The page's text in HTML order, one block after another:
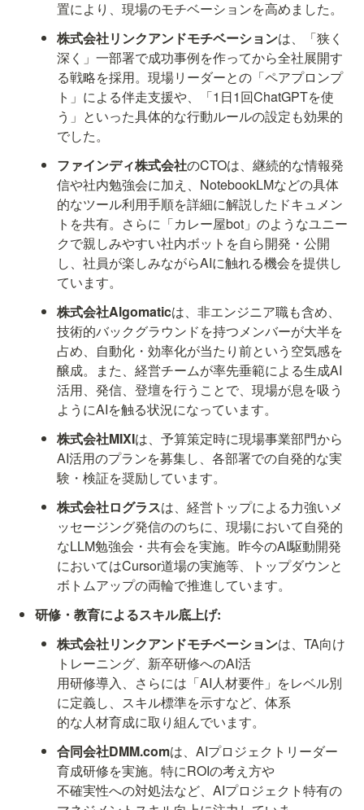
置により、現場のモチベーションを高めました。
株式会社リンクアンドモチベーションは、「狭く
深く」一部署で成功事例を作ってから全社展開す
る戦略を採用。現場リーダーとの「ペアプロンプ
ト」による伴走支援や、「1日1回ChatGPTを使
う」といった具体的な行動ルールの設定も効果的
でした。
ファインディ株式会社のCTOは、継続的な情報発
信や社内勉強会に加え、NotebookLMなどの具体
的なツール利用手順を詳細に解説したドキュメン
トを共有。さらに「カレー屋bot」のようなユニー
クで親しみやすい社内ボットを自ら開発・公開
し、社員が楽しみながらAIに触れる機会を提供し
ています。
株式会社Algomaticは、非エンジニア職も含め、
技術的バックグラウンドを持つメンバーが大半を
占め、自動化・効率化が当たり前という空気感を
醸成。また、経営チームが率先垂範による生成AI
活用、発信、登壇を行うことで、現場が息を吸う
ようにAIを触る状況になっています。
株式会社MIXIは、予算策定時に現場事業部門から
AI活用のプランを募集し、各部署での自発的な実
験・検証を奨励しています。
株式会社ログラスは、経営トップによる力強いメ
ッセージング発信ののちに、現場において自発的
なLLM勉強会・共有会を実施。昨今のAI駆動開発
においてはCursor道場の実施等、トップダウンと
ボトムアップの両輪で推進しています。
研修・教育によるスキル底上げ:
株式会社リンクアンドモチベーションは、TA向け
トレーニング、新卒研修へのAI活
用研修導入、さらには「AI人材要件」をレベル別
に定義し、スキル標準を示すなど、体系
的な人材育成に取り組んでいます。
合同会社DMM.comは、AIプロジェクトリーダー
育成研修を実施。特にROIの考え方や
不確実性への対処法など、AIプロジェクト特有の